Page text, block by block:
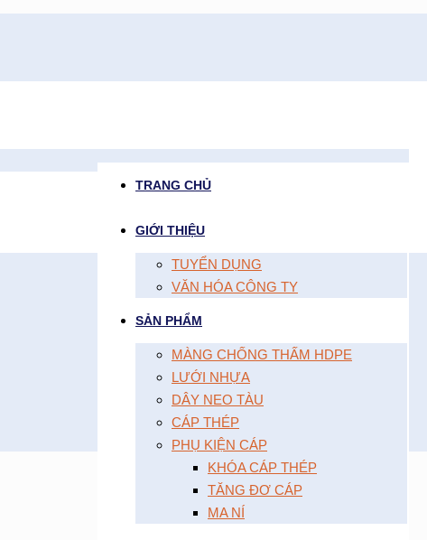
TRANG CHỦ
GIỚI THIỆU
TUYỂN DỤNG
VĂN HÓA CÔNG TY
SẢN PHẨM
MÀNG CHỐNG THẤM HDPE
LƯỚI NHỰA
DÂY NEO TÀU
CÁP THÉP
PHỤ KIỆN CÁP
KHÓA CÁP THÉP
TĂNG ĐƠ CÁP
MA NÍ